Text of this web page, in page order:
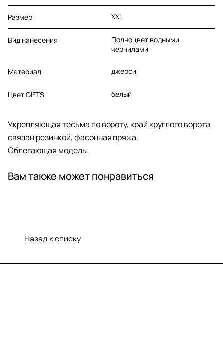
Размер XXL
Вид нанесения
Полноцвет водными
чернилами
Материал джерси
Цвет GIFTS белый
Укрепляющая тесьма по вороту, край круглого ворота
связан резинкой, фасонная пряжа.
Облегающая модель.
Вам также может понравиться
Назад к списку